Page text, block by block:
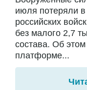
июля потеряли в
российских
без малого 2,7
состава. Об
платформе...